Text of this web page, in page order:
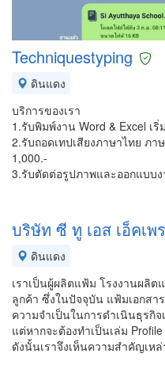
Techniquestyping
ดินแดง
บริการของเรา
1.รับพิมพ์งาน Word & Excel​ เ
2.รับถอดเทปเสียงภาษาไทย​ ภ
1,000.-
3.รับตัดต่อรูปภาพและออกแบบ
บริษัท ซี ทู เอส เอ็คเพ
ดินแดง
เราเป็นผู้ผลิตแฟ้ม โรงงานผลิต
ลูกค้า ซึ่งในปัจจุบัน แฟ้มเอกส
ความจำเป็นในการดำเนินธุรกิจ
แต่หากจะต้องทำเป็นเล่ม
ดังนั้นเราจึงเห็นความสำคัญเ